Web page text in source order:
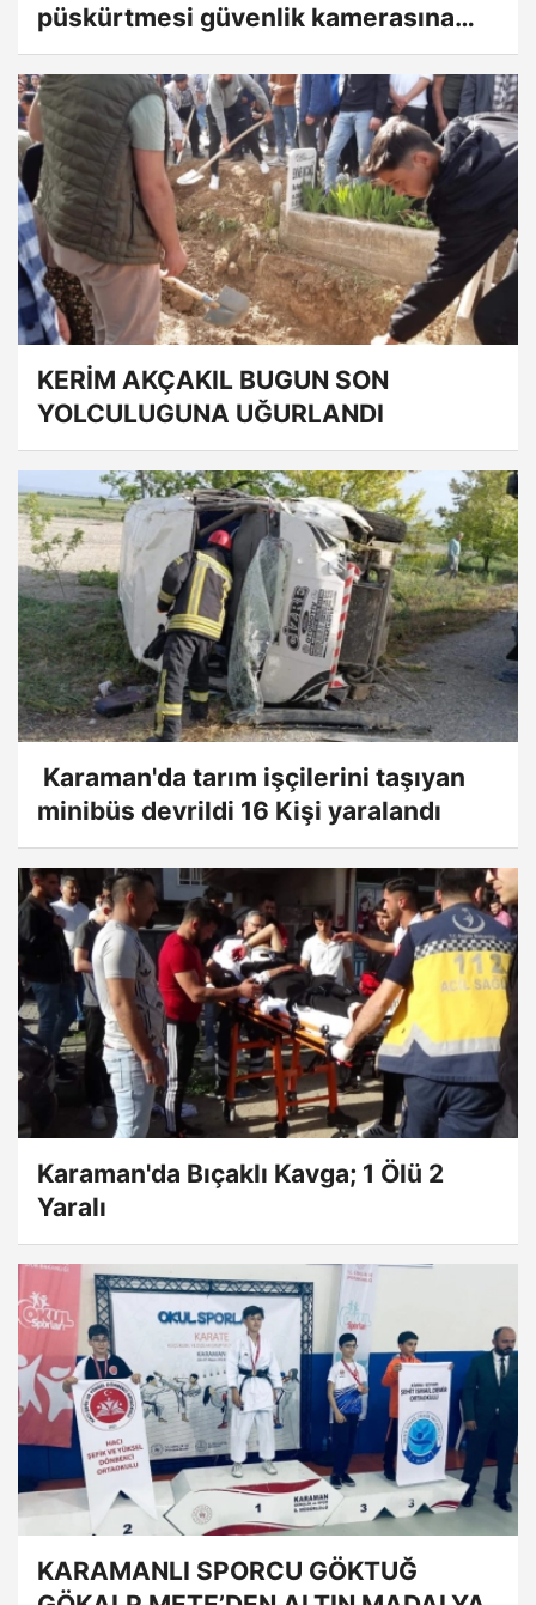
püskürtmesi güvenlik kamerasına
yansıdı
KERİM AKÇAKIL BUGUN SON
YOLCULUGUNA UĞURLANDI
Karaman'da tarım işçilerini taşıyan
minibüs devrildi 16 Kişi yaralandı
Karaman'da Bıçaklı Kavga; 1 Ölü 2
Yaralı
KARAMANLI SPORCU GÖKTUĞ